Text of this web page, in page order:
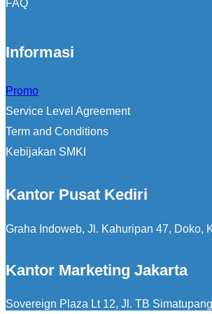
FAQ
Informasi
Promo
Service Level Agreement
Term and Conditions
Kebijakan SMKI
Kantor Pusat Kediri
Graha Indoweb, Jl. Kahuripan 47, Doko,
Kantor Marketing Jakarta
Sovereign Plaza Lt 12, Jl. TB